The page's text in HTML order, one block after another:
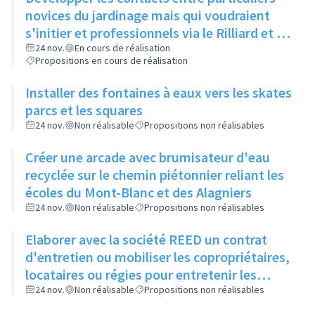
novices du jardinage mais qui voudraient
s'initier et professionnels via le Rilliard et la
Maison de la Vie Locale
24 nov.
En cours de réalisation
Propositions en cours de réalisation
Installer des fontaines à eaux vers les skates
parcs et les squares
24 nov. Non réalisable Propositions non réalisables
Créer une arcade avec brumisateur d'eau
recyclée sur le chemin piétonnier reliant les
écoles du Mont-Blanc et des Alagniers
24 nov. Non réalisable Propositions non réalisables
Elaborer avec la société REED un contrat
d'entretien ou mobiliser les copropriétaires,
locataires ou régies pour entretenir les
espaces verts entre bâtiments
24 nov. Non réalisable Propositions non réalisables